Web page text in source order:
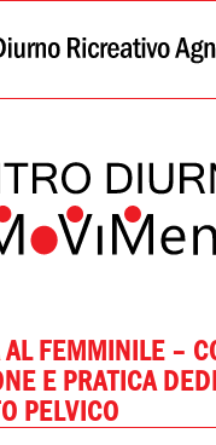
FEMMINILE –
E PRATICA
PELVICO